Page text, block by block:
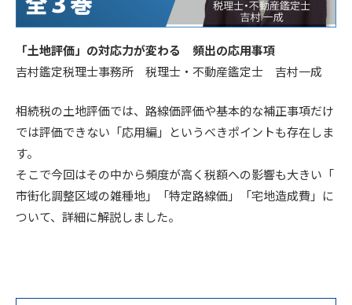
「土地評価」の対応力が変わる 頻出の応用事項
吉村鑑定税理士事務所 税理士・不動産鑑定士 吉村一成
相続税の土地評価では、路線価評価や基本的な補正事項だけ
では評価できない「応用編」というべきポイントも存在しま
す。
そこで今回はその中から頻度が高く税額への影響も大きい「
市街化調整区域の雑種地」「特定路線価」「宅地造成費」に
ついて、詳細に解説しました。